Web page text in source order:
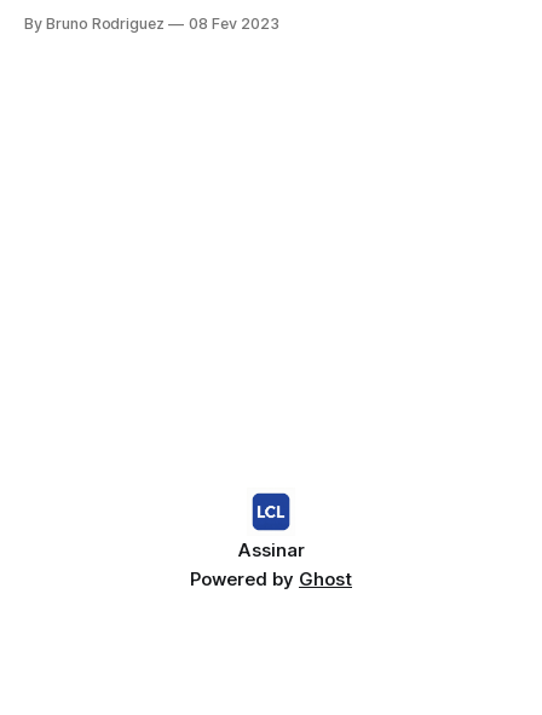
apenas os fumantes que estão em risco de câncer de
By Bruno Rodriguez 08 Fev 2023
Assinar
Powered by Ghost